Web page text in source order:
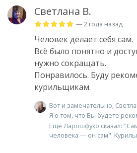
Светлана В.
— 2 года назад
Человек делает себя сам.
Всё было понятно и
нужно сокращать.
Понравилось. Буду
курильщикам.
Вот и замечательно,
Я о том, что Вы будете
Ещё Ларошфуко сказал:
человека — он сам".